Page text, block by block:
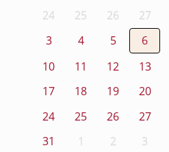
24 25 26 27
3
4 5 6
10
11 12 13
17
18 19 20
24
25 26 27
31
1 2 3